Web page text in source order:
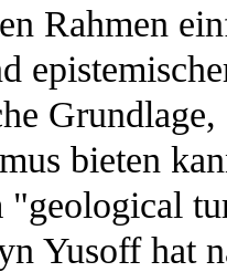
Rahmen
bieten
"geological
Yusoff hat